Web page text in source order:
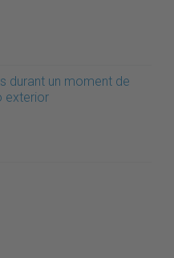
durant un moment de
exterior